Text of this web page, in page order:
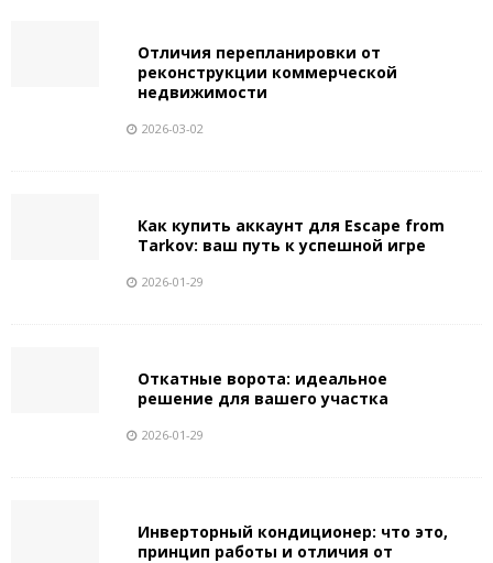
Отличия перепланировки от
реконструкции коммерческой
недвижимости
2026-03-02
Как купить аккаунт для Escape from
Tarkov: ваш путь к успешной игре
2026-01-29
Откатные ворота: идеальное
решение для вашего участка
2026-01-29
Инверторный кондиционер: что это,
принцип работы и отличия от